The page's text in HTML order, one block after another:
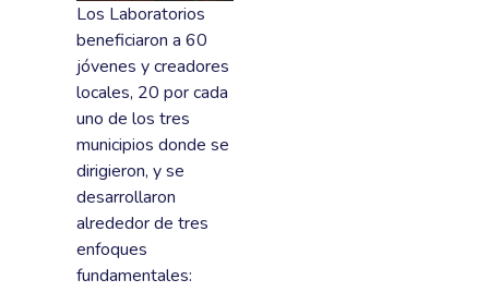
Los Laboratorios
beneficiaron a 60
jóvenes y creadores
locales, 20 por cada
uno de los tres
municipios donde se
dirigieron, y se
desarrollaron
alrededor de tres
enfoques
fundamentales: